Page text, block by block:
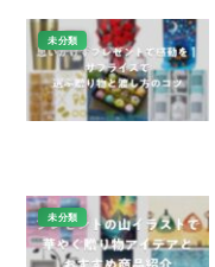
未分類
未分類